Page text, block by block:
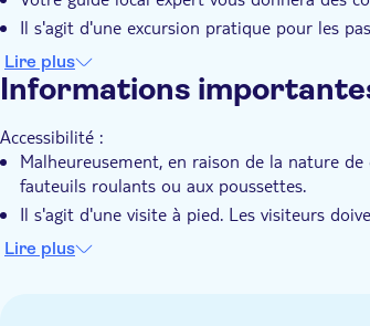
familiariserez avec les histoires, l'histoire
Il s'agit d'une excursion pratique pour les
Vous explorerez le vieux San Juan avec un
Lire plus
Informations
Accessibilité :
Malheureusement, en raison de la nature
fauteuils roulants ou aux poussettes.
Il s'agit d'une visite à pied. Les visiteurs
A savoir à l'avance :
Lire plus